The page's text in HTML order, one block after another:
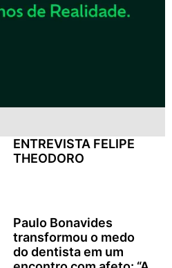
ENTREVISTA FELIPE
THEODORO
Paulo Bonavides
transformou o medo
do dentista em um